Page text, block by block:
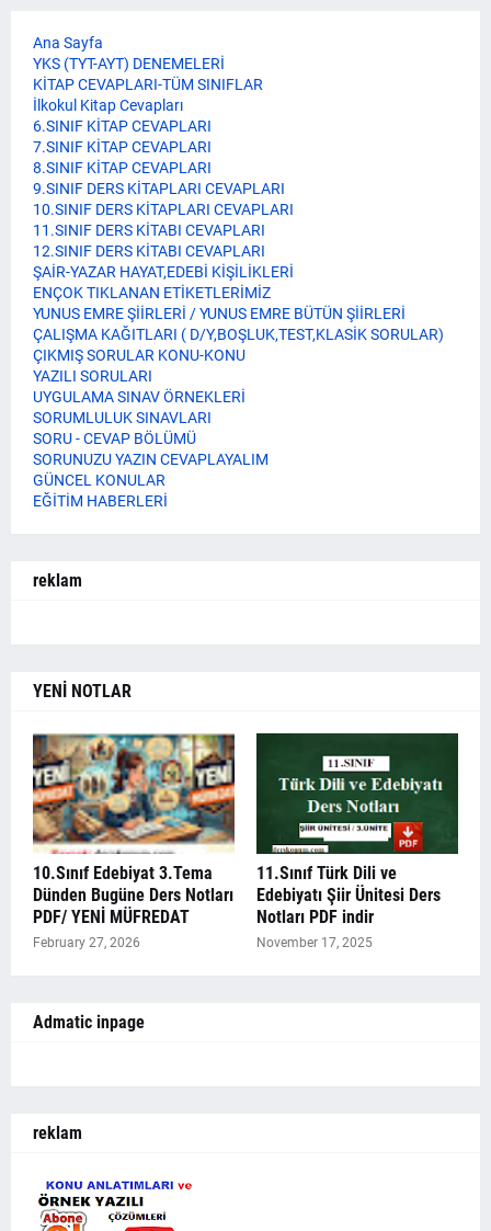
Ana Sayfa
YKS (TYT-AYT) DENEMELERİ
KİTAP CEVAPLARI-TÜM SINIFLAR
İlkokul Kitap Cevapları
6.SINIF KİTAP CEVAPLARI
7.SINIF KİTAP CEVAPLARI
8.SINIF KİTAP CEVAPLARI
9.SINIF DERS KİTAPLARI CEVAPLARI
10.SINIF DERS KİTAPLARI CEVAPLARI
11.SINIF DERS KİTABI CEVAPLARI
12.SINIF DERS KİTABI CEVAPLARI
ŞAİR-YAZAR HAYAT,EDEBİ KİŞİLİKLERİ
ENÇOK TIKLANAN ETİKETLERİMİZ
YUNUS EMRE ŞİİRLERİ / YUNUS EMRE BÜTÜN ŞİİRLERİ
ÇALIŞMA KAĞITLARI ( D/Y,BOŞLUK,TEST,KLASİK SORULAR)
ÇIKMIŞ SORULAR KONU-KONU
YAZILI SORULARI
UYGULAMA SINAV ÖRNEKLERİ
SORUMLULUK SINAVLARI
SORU - CEVAP BÖLÜMÜ
SORUNUZU YAZIN CEVAPLAYALIM
GÜNCEL KONULAR
EĞİTİM HABERLERİ
reklam
YENİ NOTLAR
10.Sınıf Edebiyat 3.Tema
Dünden Bugüne Ders Notları
PDF/ YENİ MÜFREDAT
February 27, 2026
11.Sınıf Türk Dili ve
Edebiyatı Şiir Ünitesi Ders
Notları PDF indir
November 17, 2025
Admatic inpage
reklam